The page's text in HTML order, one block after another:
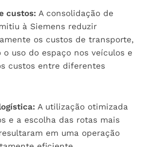
custos: A consolidação de
à Siemens reduzir
os custos de transporte,
o uso do espaço nos veículos e
custos entre diferentes
A utilização otimizada
e a escolha das rotas mais
em uma operação